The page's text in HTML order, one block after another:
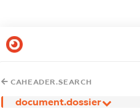
CAHEADER.SEARCH
document.dossier